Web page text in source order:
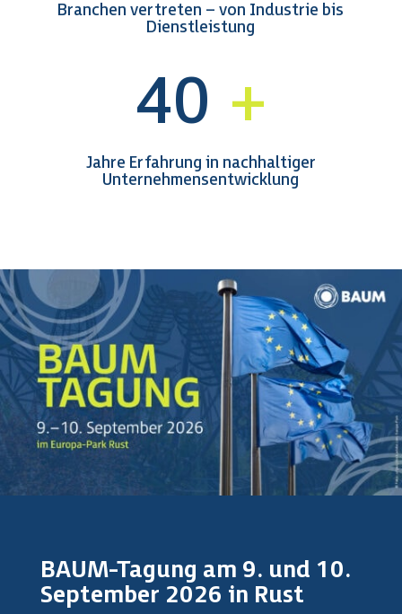
Branchen vertreten – von Industrie bis
Dienstleistung
40
Jahre Erfahrung in nachhaltiger
Unternehmensentwicklung
BAUM-Tagung am 9. und 10.
September 2026 in Rust